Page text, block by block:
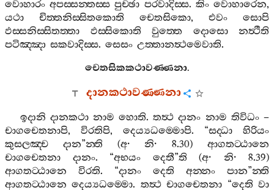
වොහාරං අපස‍්සන‍්තස‍්ස පුච‍්ඡා පරවාදිස‍්ස. කිං වොහාරෙන,
යථා
චිත‍්තනිස‍්සිතකොති චෙතසිකො, එවං
සොපි
ඵස‍්සනිස‍්සිතත‍්තා
ඵස‍්සිකොති වුත‍්තෙ දොසො
නත්‍ථීති
පටිඤ‍්ඤා සකවාදිස‍්ස. සෙසං උත‍්තානත්‍ථමෙවාති.
චෙතසිකකථාවණ‍්ණනා.
දානකථාවණ‍්ණනා
ඉදානි දානකථා නාම හොති.තත්‍ථ දානං නාම තිවිධං–
චාගචෙතනාපි, විරතිපි, දෙය්‍යධම‍්මොපි. “සද‍්ධා
හිරියං
කුසලඤ‍්ච
දාන”න‍්ති (අ·නි· 8.30)ආගතට‍්ඨානෙ
චාගචෙතනා
දානං. “අභයං දෙතී”ති (අ· නි· 8.39)
ආගතට‍්ඨානෙ
විරති. “දානං දෙති අන‍්නං පාන”න‍්ති
ආගතට‍්ඨානෙ දෙය්‍යධම‍්මො. තත්‍ථ චාගචෙතනා “දෙති වා